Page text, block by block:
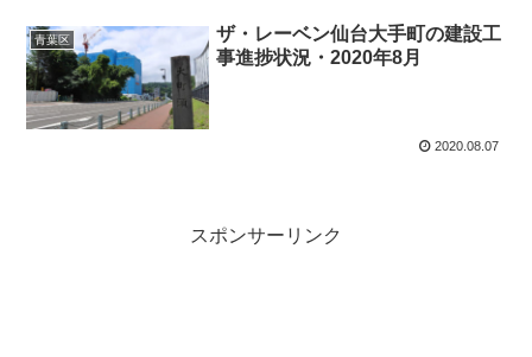
青葉区
ザ・レーベン仙台大手町の建設工
事進捗状況・2020年8月
2020.08.07
スポンサーリンク